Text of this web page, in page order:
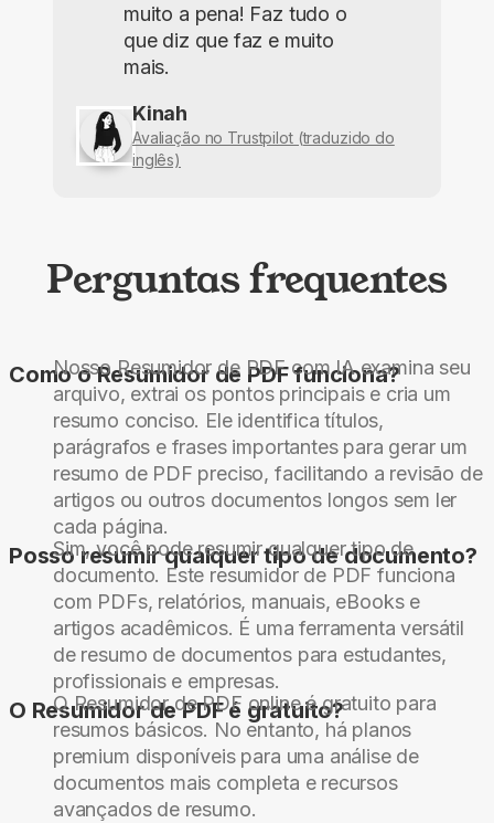
muito a pena! Faz tudo o
que diz que faz e muito
mais.
Kinah
Avaliação no Trustpilot (traduzido do
inglês)
Perguntas frequentes
Como o Resumidor de PDF funciona?
Nosso Resumidor de PDF com IA examina seu
arquivo, extrai os pontos principais e cria um
resumo conciso. Ele identifica títulos,
parágrafos e frases importantes para gerar um
resumo de PDF preciso, facilitando a revisão de
artigos ou outros documentos longos sem ler
cada página.
Posso resumir qualquer tipo de documento?
Sim, você pode resumir qualquer tipo de
documento. Este resumidor de PDF funciona
com PDFs, relatórios, manuais, eBooks e
artigos acadêmicos. É uma ferramenta versátil
de resumo de documentos para estudantes,
profissionais e empresas.
O Resumidor de PDF é gratuito?
O Resumidor de PDF online é gratuito para
resumos básicos. No entanto, há planos
premium disponíveis para uma análise de
documentos mais completa e recursos
avançados de resumo.